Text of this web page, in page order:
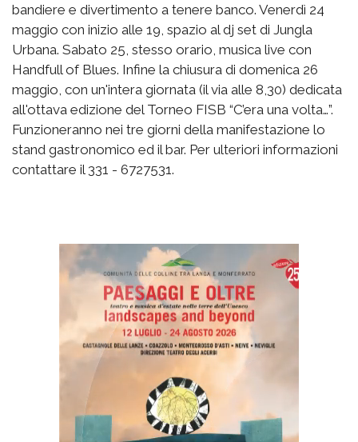
bandiere e divertimento a tenere banco. Venerdì 24
maggio con inizio alle 19, spazio al dj set di Jungla
Urbana. Sabato 25, stesso orario, musica live con
Handfull of Blues. Infine la chiusura di domenica 26
maggio, con un'intera giornata (il via alle 8,30) dedicata
all'ottava edizione del Torneo FISB “C’era una volta…”.
Funzioneranno nei tre giorni della manifestazione lo
stand gastronomico ed il bar. Per ulteriori informazioni
contattare il 331 - 6727531.